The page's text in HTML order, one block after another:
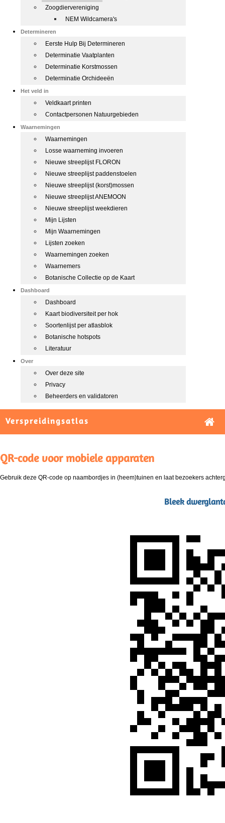
Zoogdiervereniging
NEM Wildcamera's
Determineren
Eerste Hulp Bij Determineren
Determinatie Vaatplanten
Determinatie Korstmossen
Determinatie Orchideeën
Het veld in
Veldkaart printen
Contactpersonen Natuurgebieden
Waarnemingen
Waarnemingen
Losse waarneming invoeren
Nieuwe streeplijst FLORON
Nieuwe streeplijst paddenstoelen
Nieuwe streeplijst (korst)mossen
Nieuwe streeplijst ANEMOON
Nieuwe streeplijst weekdieren
Mijn Lijsten
Mijn Waarnemingen
Lijsten zoeken
Waarnemingen zoeken
Waarnemers
Botanische Collectie op de Kaart
Dashboard
Dashboard
Kaart biodiversiteit per hok
Soortenlijst per atlasblok
Botanische hotspots
Literatuur
Over
Over deze site
Privacy
Beheerders en validatoren
Verspreidingsatlas
QR-code voor mobiele apparaten
Gebruik deze QR-code op naambordjes in (heem)tuinen en laat bezoekers
Bleek